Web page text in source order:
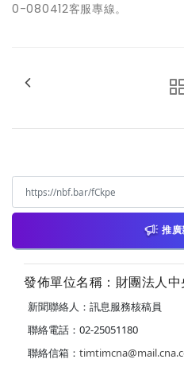
0-080412客服專線。
推
發佈單位名稱：財團法人
新聞聯絡人：訊息服務核稿員
聯絡電話：02-25051180
聯絡信箱：